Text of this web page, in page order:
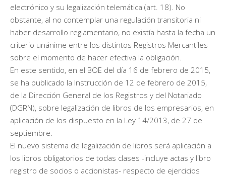
electrónico y su legalización telemática (art. 18). No
obstante, al no contemplar una regulación transitoria ni
haber desarrollo reglamentario, no existía hasta la fecha un
criterio unánime entre los distintos Registros Mercantiles
sobre el momento de hacer efectiva la obligación.
En este sentido, en el BOE del día 16 de febrero de 2015,
se ha publicado la Instrucción de 12 de febrero de 2015,
de la Dirección General de los Registros y del Notariado
(DGRN), sobre legalización de libros de los empresarios, en
aplicación de los dispuesto en la Ley 14/2013, de 27 de
septiembre.
El nuevo sistema de legalización de libros será aplicación a
los libros obligatorios de todas clases -incluye actas y libro
registro de socios o accionistas- respecto de ejercicios